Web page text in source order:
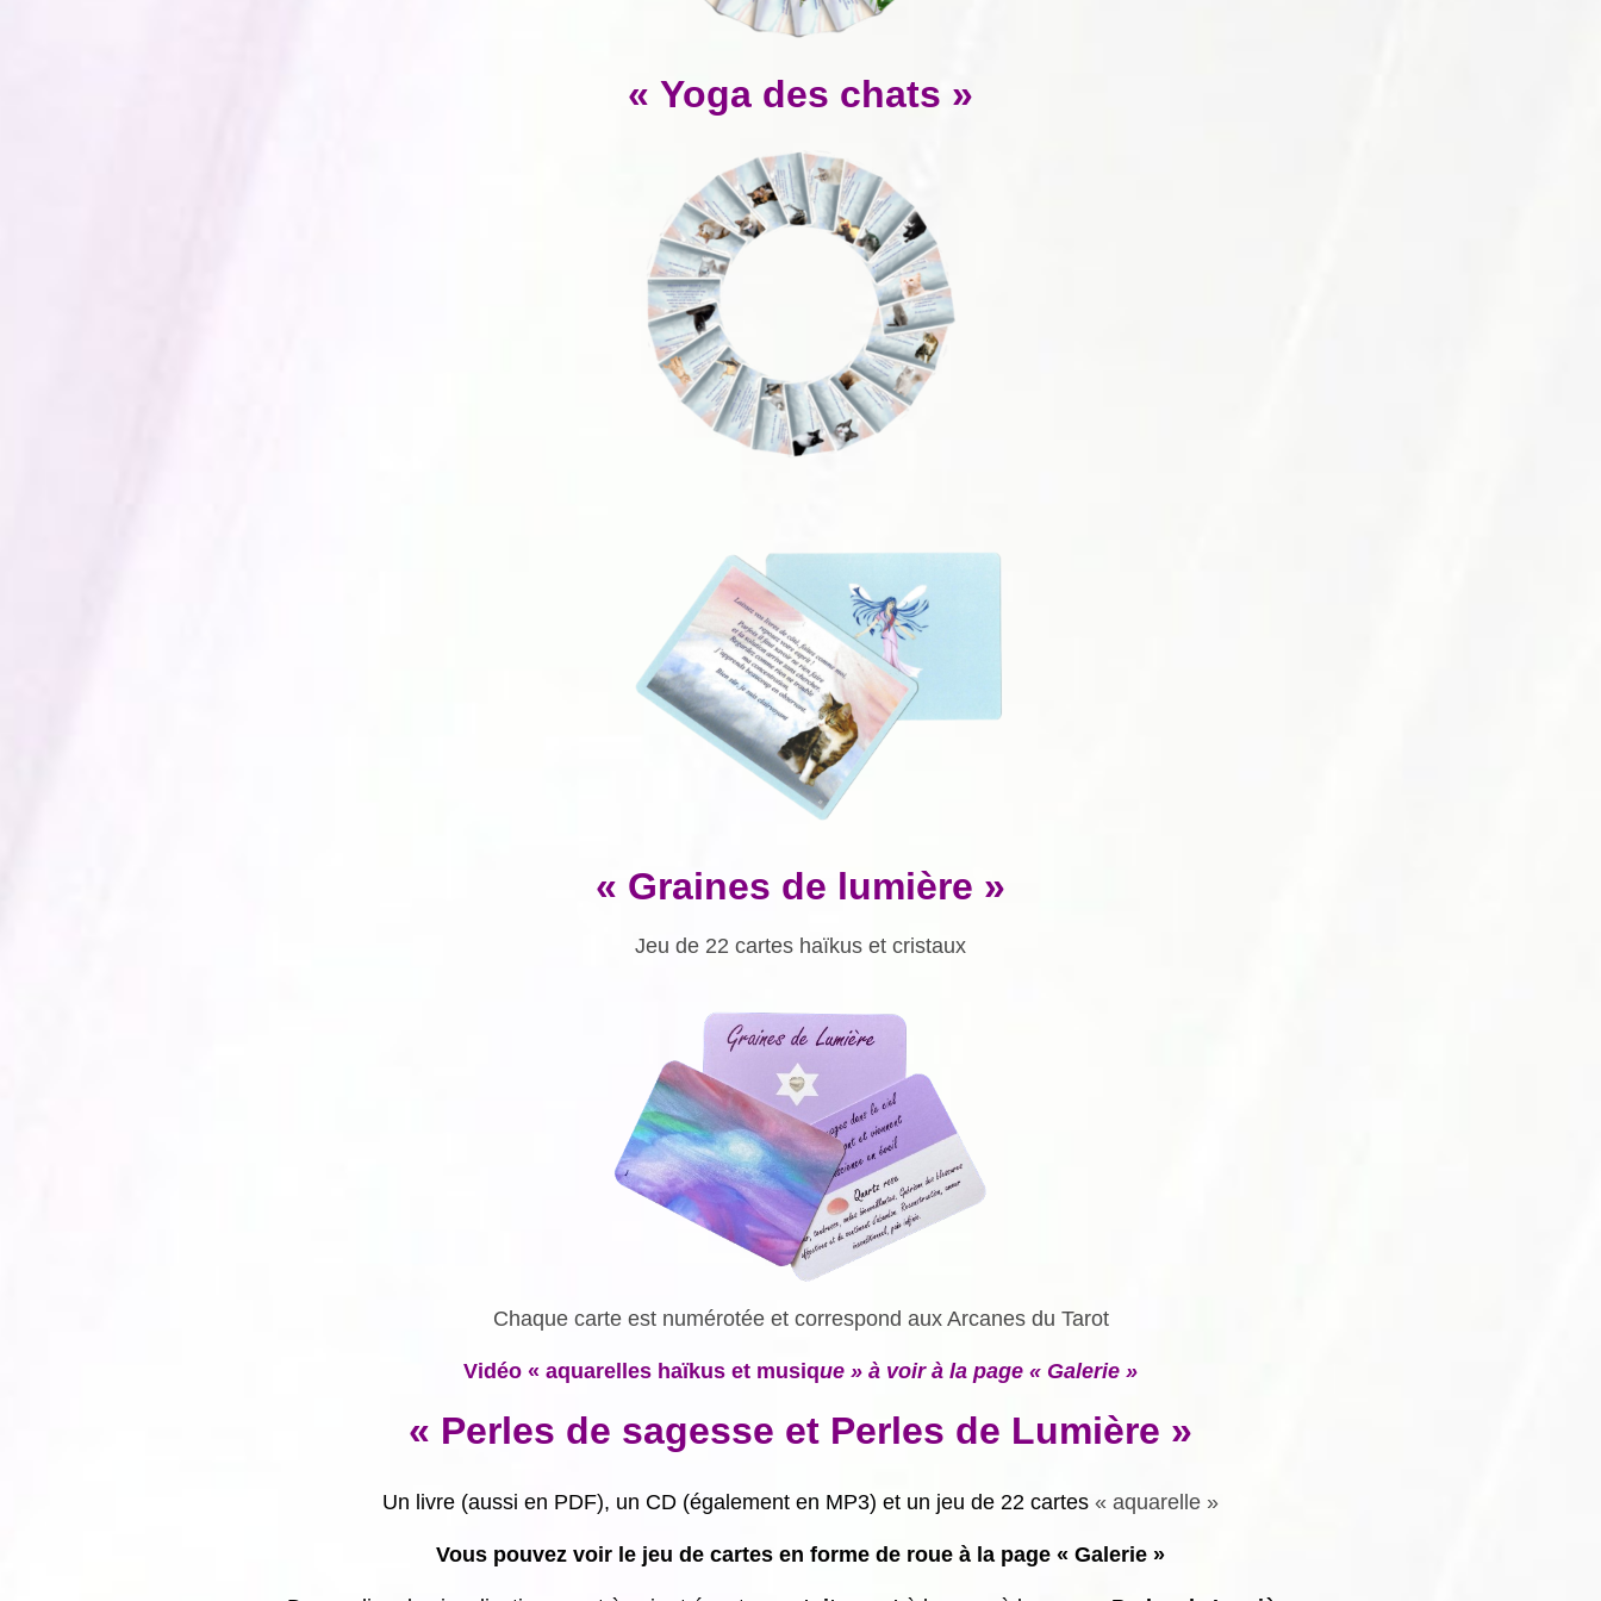
« Yoga des chats »
« Graines de lumière »
Jeu de 22 cartes haïkus et cristaux
Chaque carte est numérotée et correspond aux Arcanes du Tarot
Vidéo « aquarelles haïkus et musique » à voir à la page « Galerie »
« Perles de sagesse et Perles de Lumière »
Un livre (aussi en PDF), un CD (également en MP3) et un jeu de 22 cartes « aquarelle »
Vous pouvez voir le jeu de cartes en forme de roue à la page « Galerie »